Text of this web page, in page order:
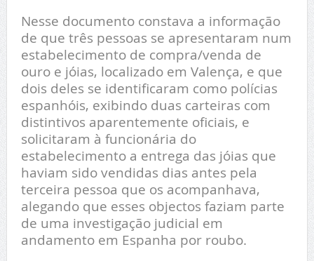
Nesse documento constava a informação
de que três pessoas se apresentaram num
estabelecimento de compra/venda de
ouro e jóias, localizado em Valença, e que
dois deles se identificaram como polícias
espanhóis, exibindo duas carteiras com
distintivos aparentemente oficiais, e
solicitaram à funcionária do
estabelecimento a entrega das jóias que
haviam sido vendidas dias antes pela
terceira pessoa que os acompanhava,
alegando que esses objectos faziam parte
de uma investigação judicial em
andamento em Espanha por roubo.